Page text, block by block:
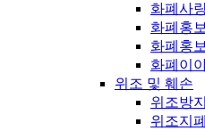
화폐사
화폐홍
화폐홍
화폐이
위조 및 훼손
위조방
위조지